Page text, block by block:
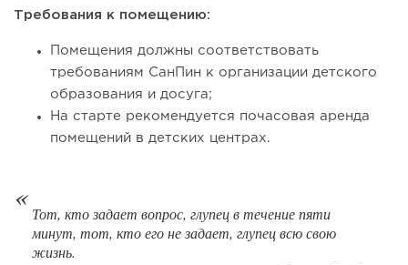
107
российский...
Требования к помещению:
Помещения должны соответствовать
требованиям СанПин к организации детского
образования и досуга;
На старте рекомендуется почасовая аренда
помещений в детских центрах.
Тот, кто задает вопрос, глупец в течение пяти
минут, тот, кто его не задает, глупец всю свою
жизнь.